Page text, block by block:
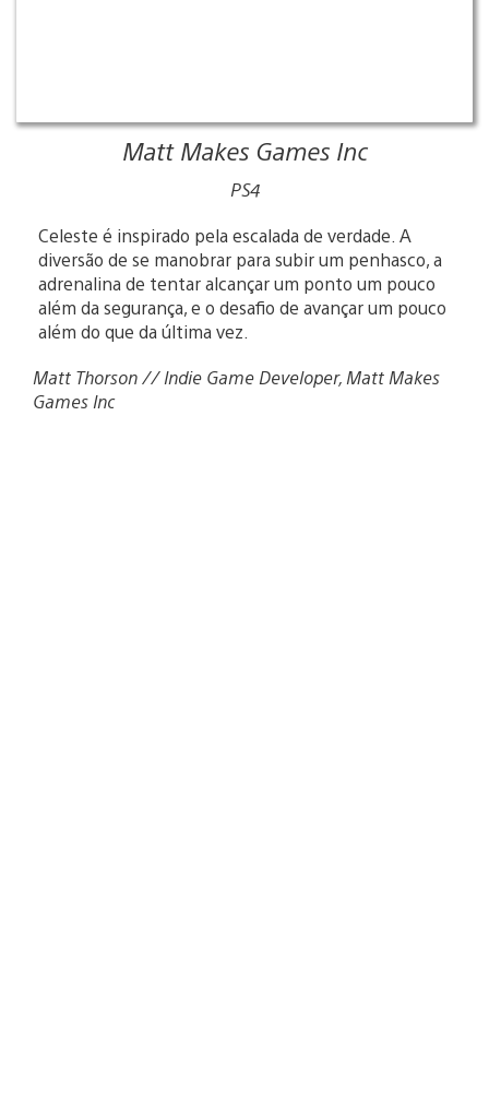
Matt Makes Games Inc
PS4
Celeste é inspirado pela escalada de verdade. A
diversão de se manobrar para subir um penhasco, a
adrenalina de tentar alcançar um ponto um pouco
além da segurança, e o desafio de avançar um pouco
além do que da última vez.
Matt Thorson // Indie Game Developer, Matt Makes
Games Inc